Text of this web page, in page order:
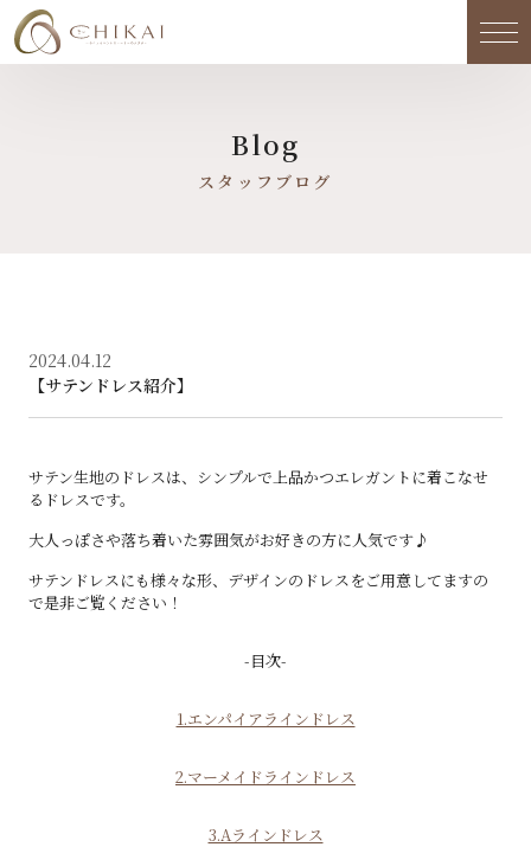
メ
Blog
スタッフブログ
2024.04.12
【サテンドレス紹介】
サテン生地のドレスは、シンプルで上品かつエレガントに着こなせ
るドレスです。
大人っぽさや落ち着いた雰囲気がお好きの方に人気です♪
サテンドレスにも様々な形、デザインのドレスをご用意してますの
で是非ご覧ください！
-目次-
1.エンパイアラインドレス
2.マーメイドラインドレス
3.Aラインドレス